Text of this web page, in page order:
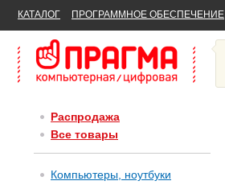
КАТАЛОГ ПРОГРАММНОЕ ОБЕСПЕЧЕНИЕ
Распродажа
Все товары
Компьютеры, ноутбуки